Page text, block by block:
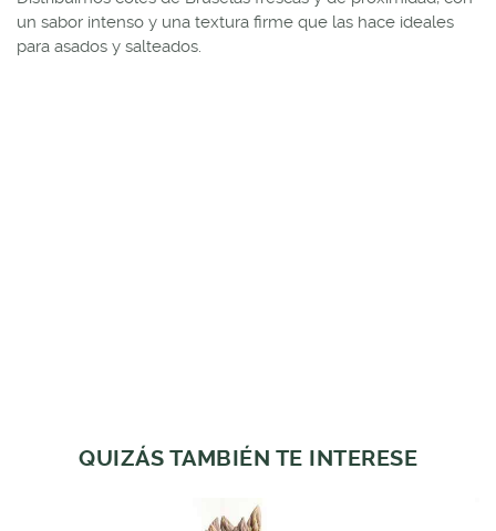
un sabor intenso y una textura firme que las hace ideales
para asados y salteados.
QUIZÁS TAMBIÉN TE INTERESE